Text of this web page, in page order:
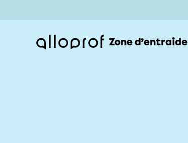
Zone d’entraide